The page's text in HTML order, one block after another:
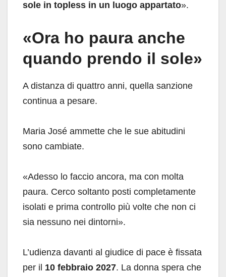
sole in topless in un luogo appartato».
«Ora ho paura anche
quando prendo il sole»
A distanza di quattro anni, quella sanzione
continua a pesare.
Maria José ammette che le sue abitudini
sono cambiate.
«Adesso lo faccio ancora, ma con molta
paura. Cerco soltanto posti completamente
isolati e prima controllo più volte che non ci
sia nessuno nei dintorni».
L’udienza davanti al giudice di pace è fissata
per il 10 febbraio 2027. La donna spera che